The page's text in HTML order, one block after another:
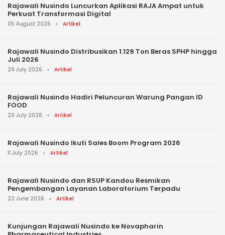
Rajawali Nusindo Luncurkan Aplikasi RAJA Ampat untuk
Perkuat Transformasi Digital
05 August 2026 Artikel
Rajawali Nusindo Distribusikan 1.129 Ton Beras SPHP hingga
Juli 2026
29 July 2026 Artikel
Rajawali Nusindo Hadiri Peluncuran Warung Pangan ID
FOOD
20 July 2026 Artikel
Rajawali Nusindo Ikuti Sales Boom Program 2026
11 July 2026 Artikel
Rajawali Nusindo dan RSUP Kandou Resmikan
Pengembangan Layanan Laboratorium Terpadu
22 June 2026 Artikel
Kunjungan Rajawali Nusindo ke Novapharin